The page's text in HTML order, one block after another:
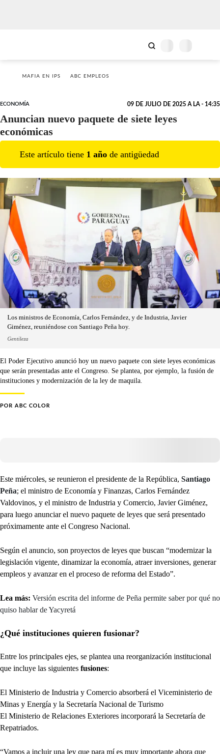
MAFIA EN IPS ABC EMPLEOS
ECONOMÍA 09 DE JULIO DE 2025 A LA - 14:35
Anuncian nuevo paquete de siete leyes
económicas
Este artículo tiene 1 año de antigüedad
Los ministros de Economía, Carlos Fernández, y de Industria, Javier
Giménez, reuniéndose con Santiago Peña hoy.
Gentileza
El Poder Ejecutivo anunció hoy un nuevo paquete con siete leyes económicas
que serán presentadas ante el Congreso. Se plantea, por ejemplo, la fusión de
instituciones y modernización de la ley de maquila.
POR ABC COLOR
Este miércoles, se reunieron el presidente de la República, Santiago
Peña; el ministro de Economía y Finanzas, Carlos Fernández
Valdovinos, y el ministro de Industria y Comercio, Javier Giménez,
para luego anunciar el nuevo paquete de leyes que será presentado
próximamente ante el Congreso Nacional.
Según el anuncio, son proyectos de leyes que buscan “modernizar la
legislación vigente, dinamizar la economía, atraer inversiones, generar
empleos y avanzar en el proceso de reforma del Estado”.
Lea más: Versión escrita del informe de Peña permite saber por qué no
quiso hablar de Yacyretá
¿Qué instituciones quieren fusionar?
Entre los principales ejes, se plantea una reorganización institucional
que incluye las siguientes fusiones:
El Ministerio de Industria y Comercio absorberá el Viceministerio de
Minas y Energía y la Secretaría Nacional de Turismo
El Ministerio de Relaciones Exteriores incorporará la Secretaría de
Repatriados.
“Vamos a incluir una ley que para mí es muy importante ahora que